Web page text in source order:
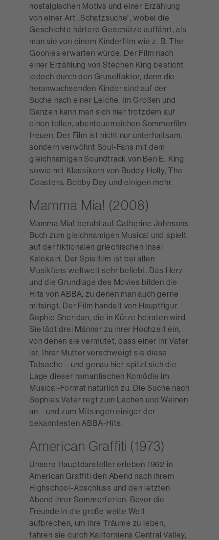
nostalgischen Motivs und einer Erzählung
von einer Art „Schatzsuche“, wobei die
Geschichte härtere Geschütze auffährt, als
man sie von einem Kinderfilm wie z. B. The
Goonies erwarten würde. Der Film nach
einer Erzählung von Stephen King besticht
jedoch durch den Gruselfaktor, denn die
heranwachsenden Kinder sind auf der
Suche nach einer Leiche. Im Großen und
Ganzen kann man sich hier trotzdem auf
einen tollen, abenteuerreichen Sommerfilm
freuen. Der Film ist nicht nur unterhaltsam,
sondern verwöhnt Soul-Fans mit dem
gleichnamigen Soundtrack von Ben E. King
sowie mit Klassikern von Buddy Holly, The
Coasters, Bobby Day und einigen mehr.
Mamma Mia! (2008)
Mamma Mia! beruht auf Catherine Johnsons
Buch zum gleichnamigen Musical und spielt
auf der fiktionalen griechischen Insel
Kalokairi. Der Spielfilm ist bei allen
Musikfans weltweit sehr beliebt. Das Herz
und die Grundlage des Movies bilden die
Hits von ABBA, zu denen man auch gerne
mitsingt. Der Film handelt von Hauptfigur
Sophie Sheridan, die in Kürze heiraten wird.
Sie lädt drei Männer zu ihrer Hochzeit ein,
von denen sie vermutet, dass einer ihr Vater
ist. Ihrer Mutter verschweigt sie diese
Tatsache – und genau hier spitzt sich die
Lage dieser romantischen Komödie im
Musical-Format natürlich zu. Die Suche nach
Sophies Vater regt zum Lachen und Weinen
an – und zum Mitsingen einiger der
bekanntesten ABBA-Hits.
American Graffiti (1973)
Unsere Hauptdarsteller erleben 1962 in
American Graffiti den Abend nach ihrem
Highschool-Abschluss und den letzten
Abend ihrer Sommerferien. Bevor die
Freunde in die große weite Welt
aufbrechen, um ihre Träume zu leben,
fahren sie durch Kaliforniens Central Valley,